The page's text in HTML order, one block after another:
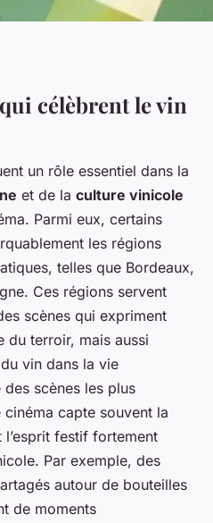
à l'Écran :
entre
Terroir
de lecture
célèbrent le vin
un rôle essentiel dans la
et de la culture vinicole
Parmi eux, certains
les régions
telles que Bordeaux,
Ces régions servent
scènes qui expriment
du terroir, mais aussi
vin dans la vie
scènes les plus
capte souvent la
festif fortement
Par exemple, des
autour de bouteilles
de moments